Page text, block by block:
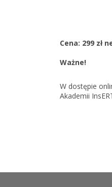
Cena: 299 zł
Ważne!
W dostępie
Akademii